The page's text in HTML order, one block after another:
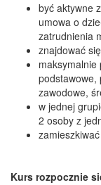
być aktywne
umowa o
zatrudnienia
znajdować
maksymalnie
podstawowe,
zawodowe,
w jednej
2 osoby z
Kurs rozpocznie